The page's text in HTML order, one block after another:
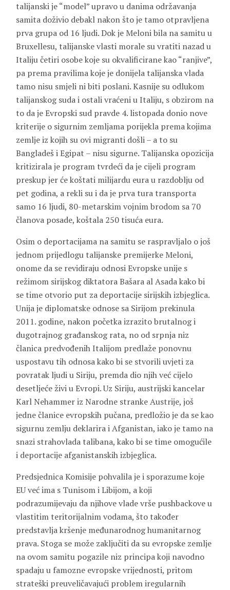
talijanski je “model” upravo u danima održavanja
samita doživio debakl nakon što je tamo otpravljena
prva grupa od 16 ljudi. Dok je Meloni bila na samitu u
Bruxellesu, talijanske vlasti morale su vratiti nazad u
Italiju četiri osobe koje su okvalificirane kao “ranjive”,
pa prema pravilima koje je donijela talijanska vlada
tamo nisu smjeli ni biti poslani. Kasnije su odlukom
talijanskog suda i ostali vraćeni u Italiju, s obzirom na
to da je Evropski sud pravde 4. listopada donio nove
kriterije o sigurnim zemljama porijekla prema kojima
zemlje iz kojih su ovi migranti došli – a to su
Bangladeš i Egipat – nisu sigurne. Talijanska opozicija
kritizirala je program tvrdeći da je cijeli program
preskup jer će koštati milijardu eura u razdoblju od
pet godina, a rekli su i da je prva tura transporta
samo 16 ljudi, 80-metarskim vojnim brodom sa 70
članova posade, koštala 250 tisuća eura.
Osim o deportacijama na samitu se raspravljalo o još
jednom prijedlogu talijanske premijerke Meloni,
onome da se revidiraju odnosi Evropske unije s
režimom sirijskog diktatora Bašara al Asada kako bi
se time otvorio put za deportacije sirijskih izbjeglica.
Unija je diplomatske odnose sa Sirijom prekinula
2011. godine, nakon početka izrazito brutalnog i
dugotrajnog građanskog rata, no od srpnja niz
članica predvođenih Italijom predlaže ponovnu
uspostavu tih odnosa kako bi se stvorili uvjeti za
povratak ljudi u Siriju, premda dio njih već cijelo
desetljeće živi u Evropi. Uz Siriju, austrijski kancelar
Karl Nehammer iz Narodne stranke Austrije, još
jedne članice evropskih pučana, predložio je da se kao
sigurnu zemlju deklarira i Afganistan, iako je tamo na
snazi strahovlada talibana, kako bi se time omogućile
i deportacije afganistanskih izbjeglica.
Predsjednica Komisije pohvalila je i sporazume koje
EU već ima s Tunisom i Libijom, a koji
podrazumijevaju da njihove vlade vrše pushbackove u
vlastitim teritorijalnim vodama, što također
predstavlja kršenje međunarodnog humanitarnog
prava. Stoga se može zaključiti da su evropske zemlje
na ovom samitu pogazile niz principa koji navodno
spadaju u famozne evropske vrijednosti, pritom
strateški preuveličavajući problem iregularnih